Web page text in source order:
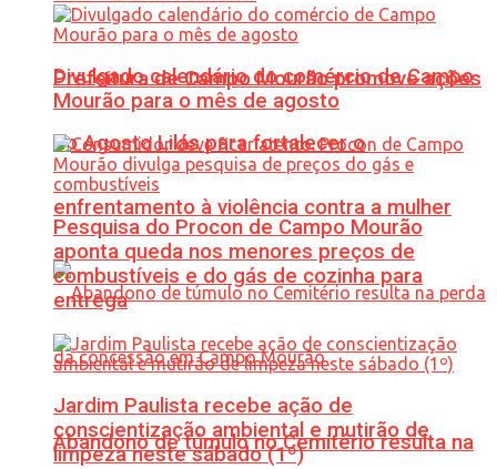
Prefeitura de Campo Mourão promove ações
do Agosto Lilás para fortalecer o
enfrentamento à violência contra a mulher
Abandono de túmulo no Cemitério resulta na
Divulgado calendário do comércio de Campo
Mourão para o mês de agosto
Pesquisa do Procon de Campo Mourão
aponta queda nos menores preços de
combustíveis e do gás de cozinha para
entrega
Jardim Paulista recebe ação de
conscientização ambiental e mutirão de
limpeza neste sábado (1º)